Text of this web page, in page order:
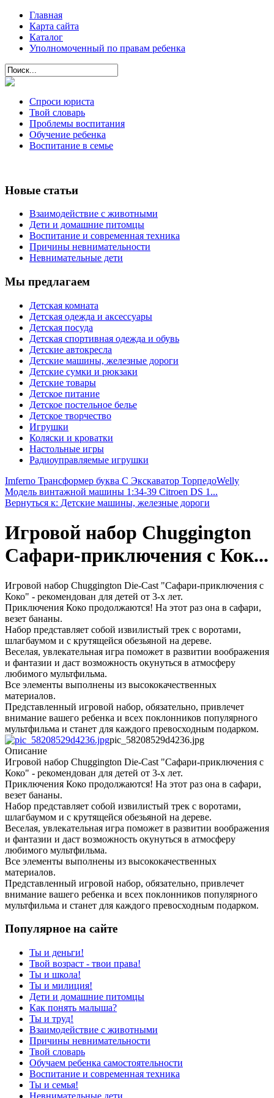
Главная
Карта сайта
Каталог
Уполномоченный по правам ребенка
Спроси юриста
Твой словарь
Проблемы воспитания
Обучение ребенка
Воспитание в семье
Новые статьи
Взаимодействие с животными
Дети и домашние питомцы
Воспитание и современная техника
Причины невнимательности
Невнимательные дети
Мы предлагаем
Детская комната
Детская одежда и аксессуары
Детская посуда
Детская спортивная одежда и обувь
Детские автокресла
Детские машины, железные дороги
Детские сумки и рюкзаки
Детские товары
Детское питание
Детское постельное белье
Детское творчество
Игрушки
Коляски и кроватки
Настольные игры
Радиоуправляемые игрушки
Imferno Трансформер буква С Экскаватор ТорпедоWelly
Модель винтажной машины 1:34-39 Citroen DS 1...
Вернуться к: Детские машины, железные дороги
Игровой набор Chuggington
Сафари-приключения с Кок...
Игровой набор Chuggington Die-Cast "Сафари-приключения с
Коко" - рекомендован для детей от 3-х лет.
Приключения Коко продолжаются! На этот раз она в сафари,
везет бананы.
Набор представляет собой извилистый трек с воротами,
шлагбаумом и с крутящейся обезьяной на дереве.
Веселая, увлекательная игра поможет в развитии воображения
и фантазии и даст возможность окунуться в атмосферу
любимого мультфильма.
Все элементы выполнены из высококачественных
материалов.
Представленный игровой набор, обязательно, привлечет
внимание вашего ребенка и всех поклонников популярного
мультфильма и станет для каждого превосходным подарком.
pic_58208529d4236.jpg
Описание
Игровой набор Chuggington Die-Cast "Сафари-приключения с
Коко" - рекомендован для детей от 3-х лет.
Приключения Коко продолжаются! На этот раз она в сафари,
везет бананы.
Набор представляет собой извилистый трек с воротами,
шлагбаумом и с крутящейся обезьяной на дереве.
Веселая, увлекательная игра поможет в развитии воображения
и фантазии и даст возможность окунуться в атмосферу
любимого мультфильма.
Все элементы выполнены из высококачественных
материалов.
Представленный игровой набор, обязательно, привлечет
внимание вашего ребенка и всех поклонников популярного
мультфильма и станет для каждого превосходным подарком.
Популярное на сайте
Ты и деньги!
Твой возраст - твои права!
Ты и школа!
Ты и милиция!
Дети и домашние питомцы
Как понять малыша?
Ты и труд!
Взаимодействие с животными
Причины невнимательности
Твой словарь
Обучаем ребенка самостоятельности
Воспитание и современная техника
Ты и семья!